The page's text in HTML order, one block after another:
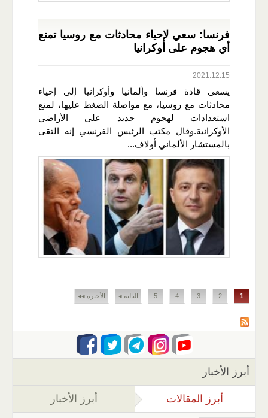
فرنسا: سعي لإحياء محادثات مع روسيا تمنع
أي هجوم على أوكرانيا
2021.12.15
يسعى قادة فرنسا وألمانيا وأوكرانيا إلى إحياء
محادثات مع روسيا، مع مواصلة الضغط عليها، لمنع
استعدادات لهجوم جديد على الأراضي
الأوكرانية.وقال مكتب الرئيس الفرنسي إنه التقى
بالمستشار الألماني أولاف...
الصفحات
1
2
3
4
5 التالية ◂ الأخيرة ◂◂
أبرز الأخبار
أبرز المقالات (علامة التبويب النشطة)
أبرز الأخبار